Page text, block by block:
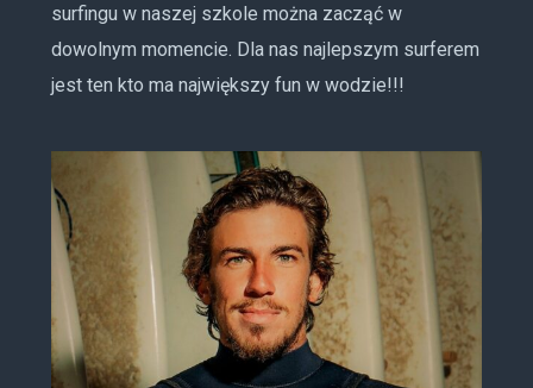
surfingu w naszej szkole można zacząć w
dowolnym momencie. Dla nas najlepszym surferem
jest ten kto ma największy fun w wodzie!!!